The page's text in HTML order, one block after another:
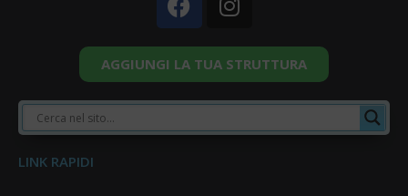
AGGIUNGI LA TUA STRUTTURA
LINK RAPIDI